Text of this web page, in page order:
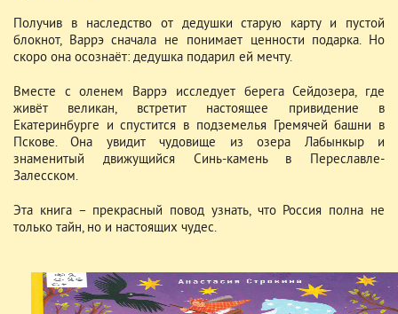
Получив в наследство от дедушки старую карту и пустой
блокнот, Варрэ сначала не понимает ценности подарка. Но
скоро она осознаёт: дедушка подарил ей мечту.
Вместе с оленем Варрэ исследует берега Сейдозера, где
живёт великан, встретит настоящее привидение в
Екатеринбурге и спустится в подземелья Гремячей башни в
Пскове. Она увидит чудовище из озера Лабынкыр и
знаменитый движущийся Синь-камень в Переславле-
Залесском.
Эта книга – прекрасный повод узнать, что Россия полна не
только тайн, но и настоящих чудес.